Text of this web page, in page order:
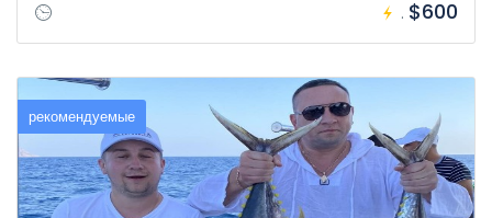
. $600
рекомендуемые